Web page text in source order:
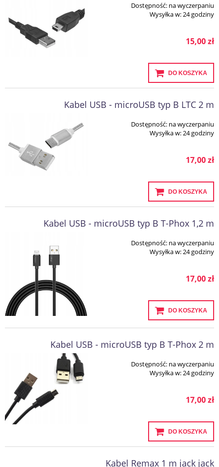
Dostępność: na wyczerpaniu
Wysyłka w:24 godziny
15,00 zł
DO KOSZYKA
Kabel USB - microUSB typ B LTC 2 m
Dostępność: na wyczerpaniu
Wysyłka w:24 godziny
17,00 zł
DO KOSZYKA
Kabel USB - microUSB typ B T-Phox 1,2 m
Dostępność: na wyczerpaniu
Wysyłka w: 24 godziny
17,00 zł
DO KOSZYKA
Kabel USB - microUSB typ B T-Phox 2 m
Dostępność: na wyczerpaniu
Wysyłka w:24 godziny
17,00 zł
DO KOSZYKA
Kabel Remax 1 m jack jack